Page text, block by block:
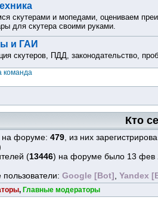
скутерами и мопедами, оцениваем
для скутера своими руками.
и ГАИ
скутеров, ПДД, законодательство,
команда
Кто
на форуме: 479 , из них
(13446) на форуме было 13 фев
Google [Bot] Yandex
, Главные модераторы